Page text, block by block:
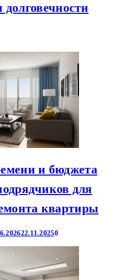
и бюджета
для
квартиры
22.11.20250